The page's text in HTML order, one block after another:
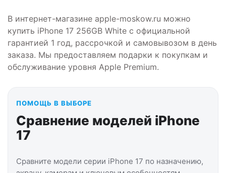
В интернет-магазине apple-moskow.ru можно
купить iPhone 17 256GB White с официальной
гарантией 1 год, рассрочкой и самовывозом в день
заказа. Мы предоставляем подарки к покупкам и
обслуживание уровня Apple Premium.
ПОМОЩЬ В ВЫБОРЕ
Сравнение моделей iPhone
17
Сравните модели серии iPhone 17 по назначению,